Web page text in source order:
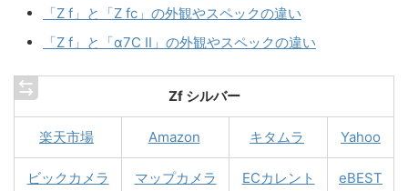
「Z f」と「Z fc」の外観やスペックの違い
「Z f」と「α7C II」の外観やスペックの違い
Zf シルバー
楽天市場 Amazon キタムラ Yahoo
ビックカメラ マップカメラ ECカレント eBEST